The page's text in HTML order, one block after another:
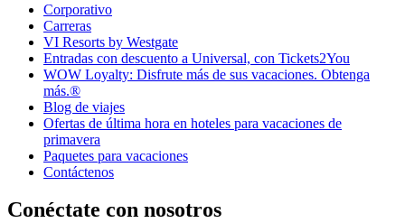
Corporativo
Carreras
VI Resorts by Westgate
Entradas con descuento a Universal, con Tickets2You
WOW Loyalty: Disfrute más de sus vacaciones. Obtenga
más.®
Blog de viajes
Ofertas de última hora en hoteles para vacaciones de
primavera
Paquetes para vacaciones
Contáctenos
Conéctate con nosotros